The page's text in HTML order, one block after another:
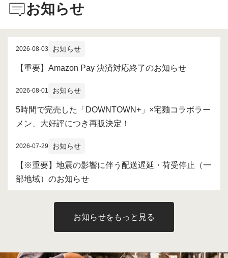
過ぎるのは苦手かもという方には、
マイルドで食べやすい変化が逆にメ
いると思います。
お知らせ
2026-08-03 お知らせ
【重要】Amazon Pay 決済対応終了のお知らせ
2026-08-01 お知らせ
5時間で完売した「DOWNTOWN+」×宅麺コラボラー
メン、大好評につき再販決定！
2026-07-29 お知らせ
【※重要】地震の影響に伴う配送遅延・荷受停止（一
部地域）のお知らせ
お知らせをもっと見る